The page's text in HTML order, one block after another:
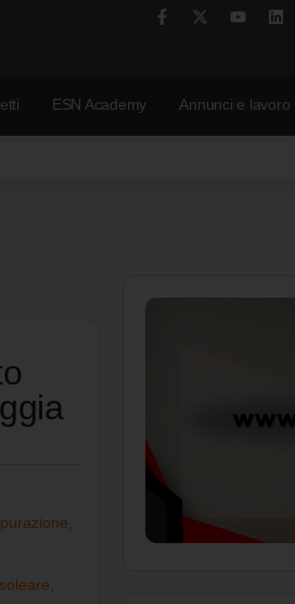
ESN Academy Annunci e lavoro